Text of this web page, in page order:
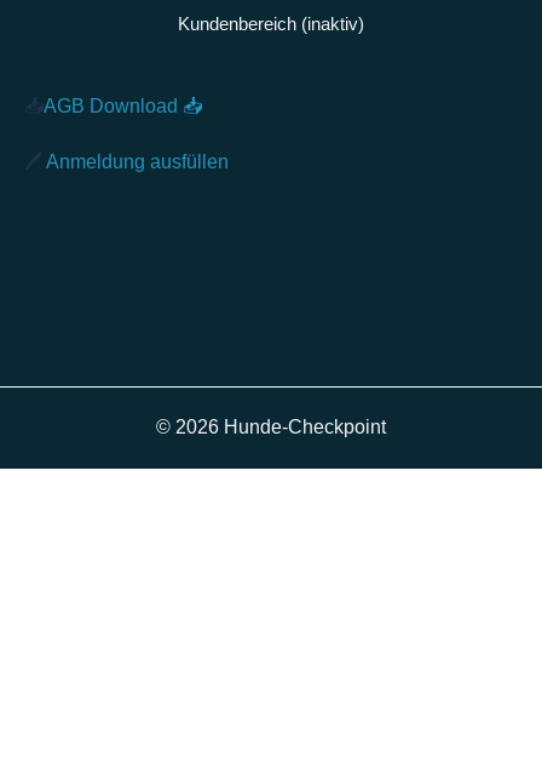
Kundenbereich (inaktiv)
📥AGB Download 📥
🖊️ Anmeldung ausfüllen
© 2026 Hunde-Checkpoint